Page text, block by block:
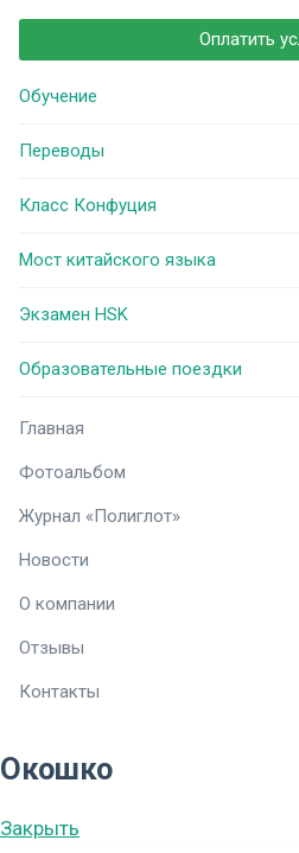
Оплатить
Обучение
Переводы
Класс Конфуция
Мост китайского языка
Экзамен HSK
Образовательные поездки
Главная
Фотоальбом
Журнал «Полиглот»
Новости
О компании
Отзывы
Контакты
Окошко
Закрыть